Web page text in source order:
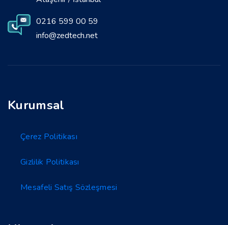
0216 599 00 59
info@zedtech.net
Kurumsal
Çerez Politikası
Gizlilik Politikası
Mesafeli Satış Sözleşmesi